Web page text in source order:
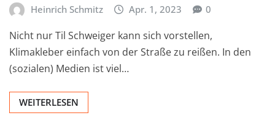
Heinrich Schmitz Apr. 1, 2023 0
Nicht nur Til Schweiger kann sich vorstellen,
Klimakleber einfach von der Straße zu reißen. In den
(sozialen) Medien ist viel…
WEITERLESEN